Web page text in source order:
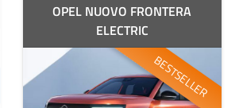
OPEL NUOVO FRONTERA
ELECTRIC
BESTSELLER